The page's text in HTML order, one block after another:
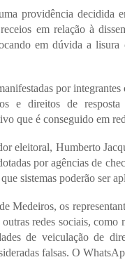
providência decidida
em relação à
em dúvida a
por
e direitos de
que é conseguido em
eleitoral, Humberto
por agências de
sistemas poderão ser
Medeiros, os
redes sociais,
de veiculação de
falsas. O